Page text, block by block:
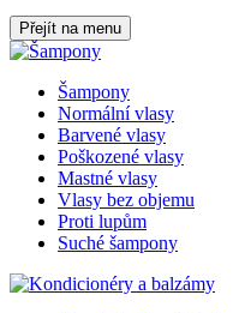
Přejít na menu
Šampony
Normální vlasy
Barvené vlasy
Poškozené vlasy
Mastné vlasy
Vlasy bez objemu
Proti lupům
Suché šampony